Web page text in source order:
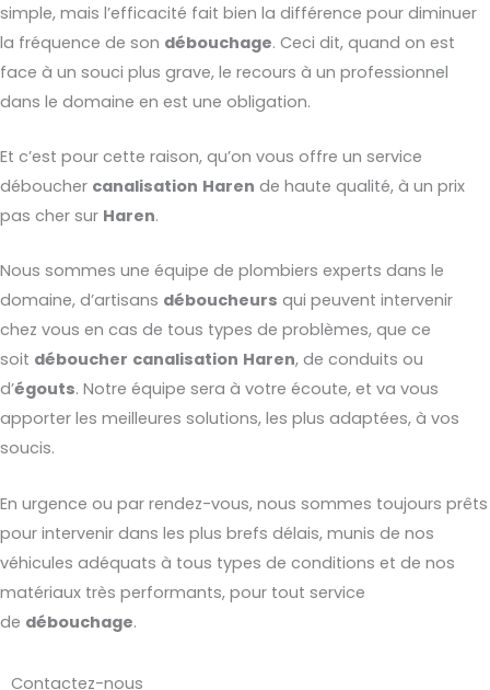
simple, mais l’efficacité fait bien la différence pour diminuer
la fréquence de son débouchage. Ceci dit, quand on est
face à un souci plus grave, le recours à un professionnel
dans le domaine en est une obligation.
Et c’est pour cette raison, qu’on vous offre un service
déboucher canalisation Haren de haute qualité, à un prix
pas cher sur Haren.
Nous sommes une équipe de plombiers experts dans le
domaine, d’artisans déboucheurs qui peuvent intervenir
chez vous en cas de tous types de problèmes, que ce
soit déboucher canalisation Haren, de conduits ou
d’égouts. Notre équipe sera à votre écoute, et va vous
apporter les meilleures solutions, les plus adaptées, à vos
soucis.
En urgence ou par rendez-vous, nous sommes toujours prêts
pour intervenir dans les plus brefs délais, munis de nos
véhicules adéquats à tous types de conditions et de nos
matériaux très performants, pour tout service
de débouchage.
Contactez-nous